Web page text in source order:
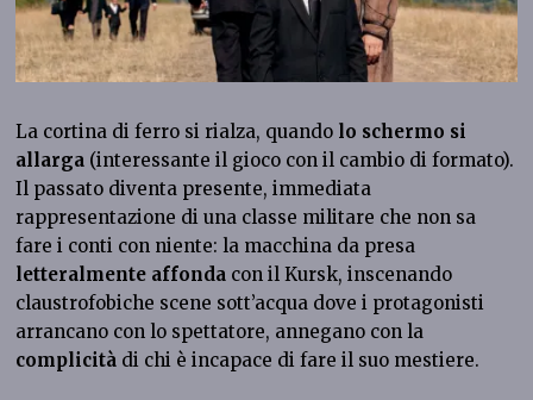
La cortina di ferro si rialza, quando lo schermo si
allarga (interessante il gioco con il cambio di formato).
Il passato diventa presente, immediata
rappresentazione di una classe militare che non sa
fare i conti con niente: la macchina da presa
letteralmente affonda con il Kursk, inscenando
claustrofobiche scene sott’acqua dove i protagonisti
arrancano con lo spettatore, annegano con la
complicità di chi è incapace di fare il suo mestiere.